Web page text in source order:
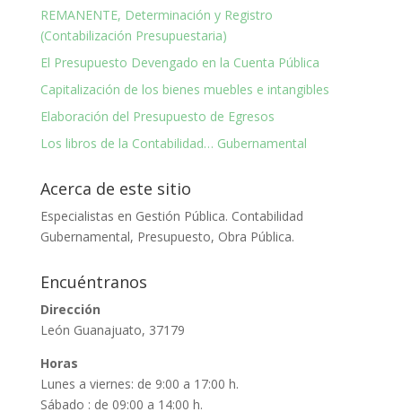
REMANENTE, Determinación y Registro
(Contabilización Presupuestaria)
El Presupuesto Devengado en la Cuenta Pública
Capitalización de los bienes muebles e intangibles
Elaboración del Presupuesto de Egresos
Los libros de la Contabilidad… Gubernamental
Acerca de este sitio
Especialistas en Gestión Pública. Contabilidad
Gubernamental, Presupuesto, Obra Pública.
Encuéntranos
Dirección
León Guanajuato, 37179
Horas
Lunes a viernes: de 9:00 a 17:00 h.
Sábado : de 09:00 a 14:00 h.